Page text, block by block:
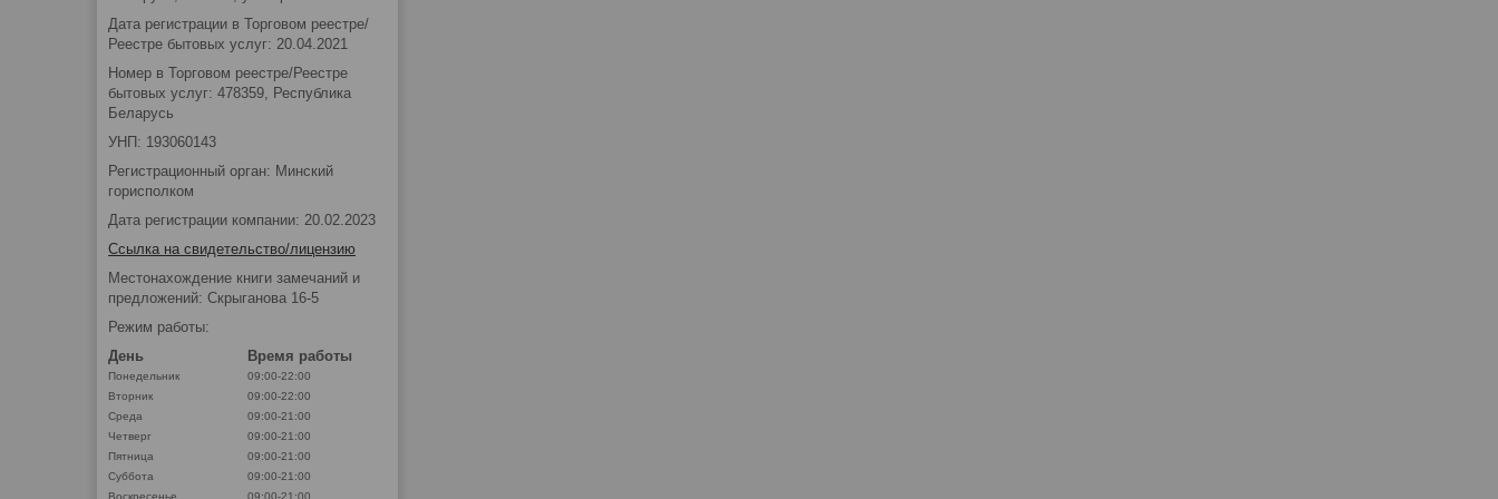
Дата регистрации в Торговом реестре/
Реестре бытовых услуг: 20.04.2021
Номер в Торговом реестре/Реестре
бытовых услуг: 478359, Республика
Беларусь
УНП: 193060143
Регистрационный орган: Минский
горисполком
Дата регистрации компании: 20.02.2023
Ссылка на свидетельство/лицензию
Местонахождение книги замечаний и
предложений: Скрыганова 16-5
Режим работы:
День
Время работы
Понедельник
09:00-22:00
Вторник
09:00-22:00
Среда
09:00-21:00
Четверг
09:00-21:00
Пятница
09:00-21:00
Суббота
09:00-21:00
Воскресенье
09:00-21:00